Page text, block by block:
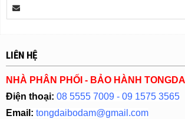
LIÊN HỆ
NHÀ PHÂN PHỐI - BẢO HÀNH
Điện thoại: 08 5555 7009 - 09 1575 3565
Email: tongdaibodam@gmail.com